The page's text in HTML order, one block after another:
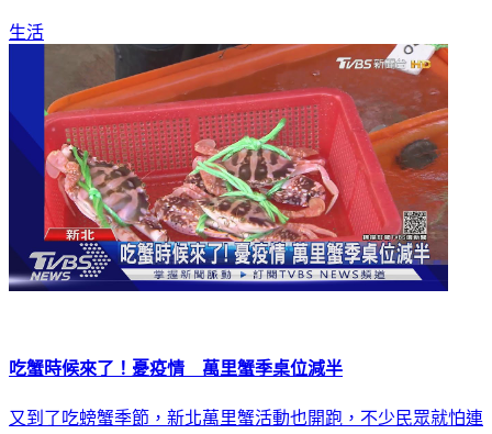
生活
吃蟹時候來了！憂疫情 萬里蟹季桌位減半
又到了吃螃蟹季節，新北萬里蟹活動也開跑，不少民眾就怕連